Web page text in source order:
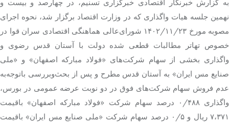
تک کده
پایگاه خبری آبان
خرید موتور ایمپلنت
به گزارش خبرنگار اقتصادی خبرگزاری تسنیم، در چهارصد و بیست و
نهمین جلسه هیات واگذاری که در وزارت اقتصاد برگزار شد، نحوه اجرای
مصوبه مورخ ۱۴۰۲/۱۱/۲۳ شورای‌عالی هماهنگی اقتصادی سران قوا در
خصوص تهاتر مطالبات قطعی شده دولت با آستان قدس رضوی و
واگذاری بخشی از سهام شرکت‌های «فولاد مبارکه اصفهان» و «ملی
صنایع مس ایران» به آستان قدس مطرح و پس از بحث‌وبررسی باتوجه‌به
عدم فروش سهام شرکت‌های فوق در دو نوبت عرضه عمومی در بورس،
واگذاری ۰/۴۸۸ درصد سهام شرکت «فولاد مبارکه اصفهان» باقیمت
۷،۳۷۱ ریال و ۰/۵ درصد سهام شرکت «ملی صنایع مس ایران» باقیمت